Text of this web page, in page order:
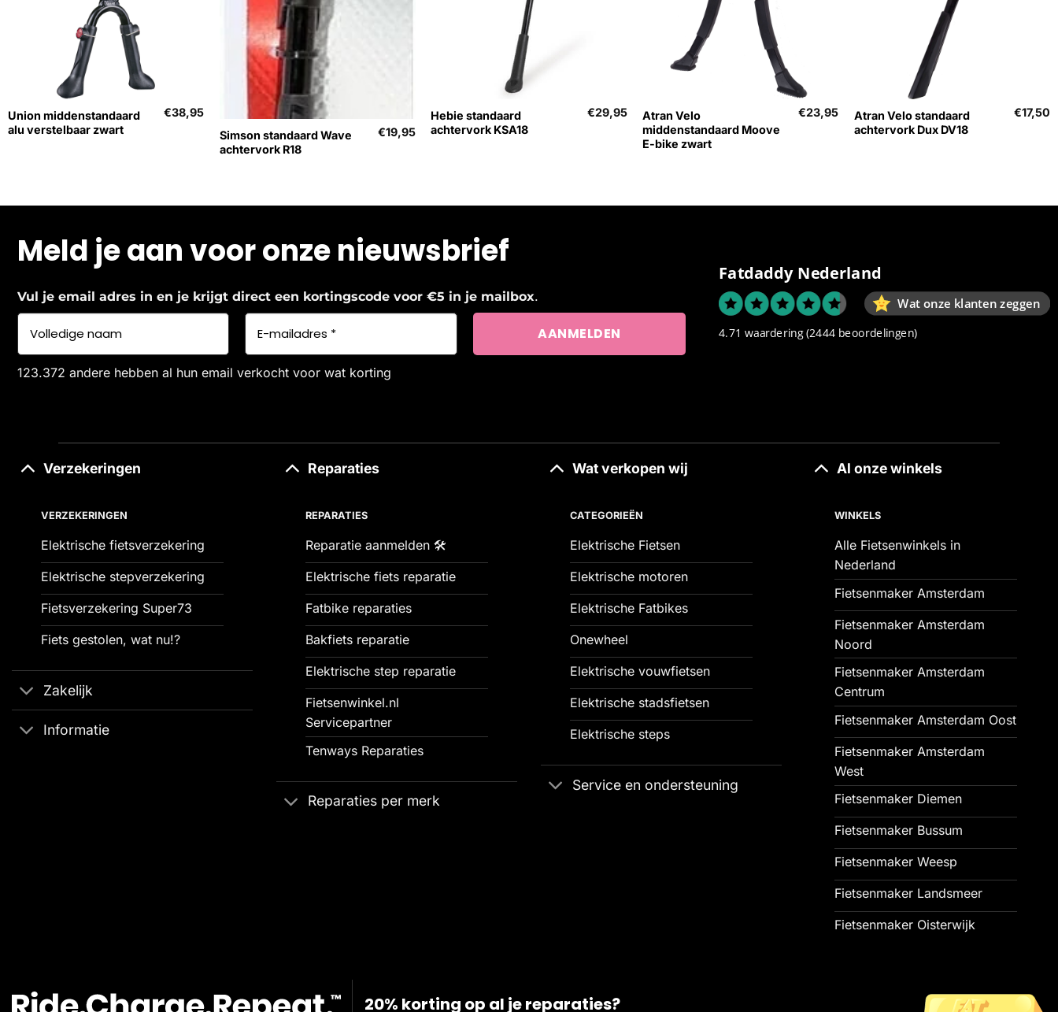
Union middenstandaard
alu verstelbaar zwart
€38,95 Uitverkocht
Simson standaard Wave
achtervork R18
€19,95
Hebie standaard
achtervork KSA18
€29,95
Atran Velo
middenstandaard Moove
E-bike zwart
€23,95
Atran Velo standaard
achtervork Dux DV18
€17,50
Meld je aan voor onze nieuwsbrief
Vul je email adres in en je krijgt direct een kortingscode voor €5 in je mailbox.
123.372 andere hebben al hun email verkocht voor wat korting
Fatdaddy Nederland
Wat onze klanten zeggen
4.71 waardering (2444 beoordelingen)
Verzekeringen
VERZEKERINGEN
Elektrische fietsverzekering
Elektrische stepverzekering
Fietsverzekering Super73
Fiets gestolen, wat nu!?
Zakelijk
Informatie
Reparaties
REPARATIES
Reparatie aanmelden 🛠️
Elektrische fiets reparatie
Fatbike reparaties
Bakfiets reparatie
Elektrische step reparatie
Fietsenwinkel.nl
Servicepartner
Tenways Reparaties
Reparaties per merk
Wat verkopen wij
CATEGORIEËN
Elektrische Fietsen
Elektrische motoren
Elektrische Fatbikes
Onewheel
Elektrische vouwfietsen
Elektrische stadsfietsen
Elektrische steps
Service en ondersteuning
Al onze winkels
WINKELS
Alle Fietsenwinkels in
Nederland
Fietsenmaker Amsterdam
Fietsenmaker Amsterdam
Noord
Fietsenmaker Amsterdam
Centrum
Fietsenmaker Amsterdam Oost
Fietsenmaker Amsterdam
West
Fietsenmaker Diemen
Fietsenmaker Bussum
Fietsenmaker Weesp
Fietsenmaker Landsmeer
Fietsenmaker Oisterwijk
20% korting op al je reparaties?